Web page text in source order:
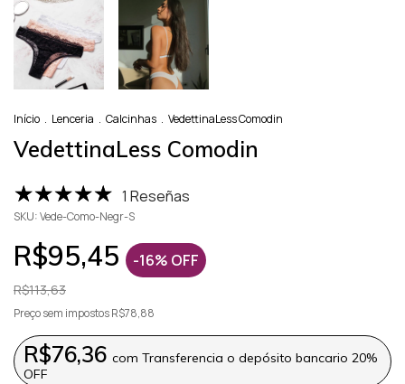
Início . Lenceria . Calcinhas . VedettinaLess Comodin
VedettinaLess Comodin
1 Reseñas
SKU:Vede-Como-Negr-S
R$95,45 -16% OFF
R$113,63
Preço sem impostosR$78,88
R$76,36 com Transferencia o depósito bancario 20%
OFF